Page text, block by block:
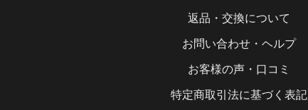
返品・交換について
お問い合わせ・ヘルプ
お客様の声・口コミ
特定商取引法に基づく表記